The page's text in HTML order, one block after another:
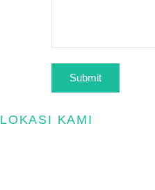
LOKASI KAMI